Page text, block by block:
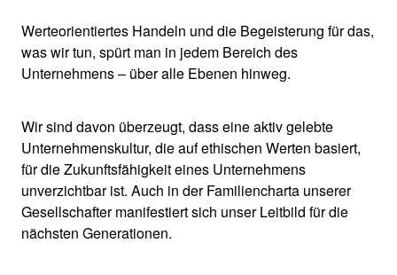
Werteorientiertes Handeln und die Begeisterung für das,
was wir tun, spürt man in jedem Bereich des
Unternehmens – über alle Ebenen hinweg.
Wir sind davon überzeugt, dass eine aktiv gelebte
Unternehmenskultur, die auf ethischen Werten basiert,
für die Zukunftsfähigkeit eines Unternehmens
unverzichtbar ist. Auch in der Familiencharta unserer
Gesellschafter manifestiert sich unser Leitbild für die
nächsten Generationen.